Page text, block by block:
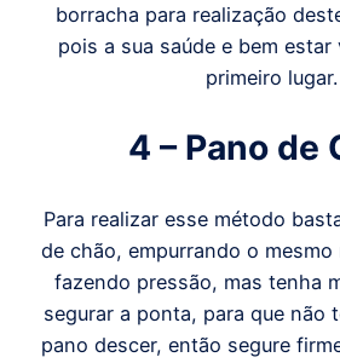
borracha para realização
pois a sua saúde e bem estar
primeiro lugar.
4 – Pano de
Para realizar esse método
de chão, empurrando o
fazendo pressão, mas tenha
segurar a ponta, para que não
pano descer, então segure